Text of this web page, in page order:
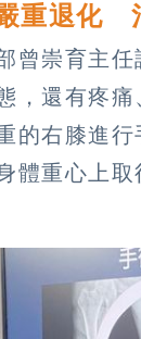
重退化
曾崇育主
，還有疼
的右膝進
體重心上